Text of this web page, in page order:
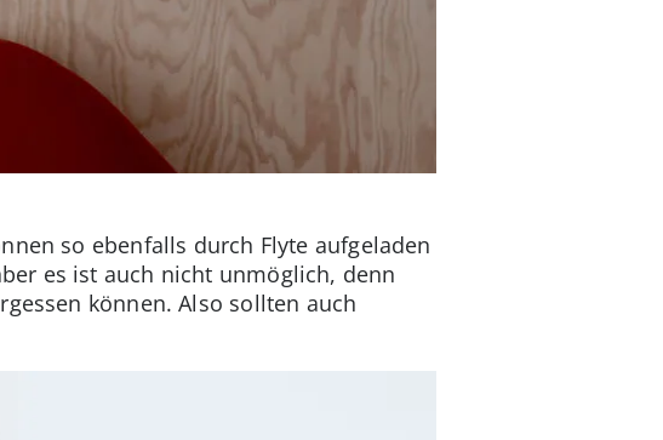
so ebenfalls durch Flyte aufgeladen
es ist auch nicht unmöglich, denn
können. Also sollten auch